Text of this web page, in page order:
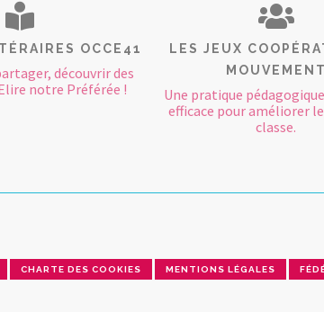
OCCE41
découvrir des
notre Préférée !
LES JEUX
MOUVEMENT
Une pratique
efficace pour améliorer
classe.
CHARTE DES COOKIES MENTIONS LÉGALES